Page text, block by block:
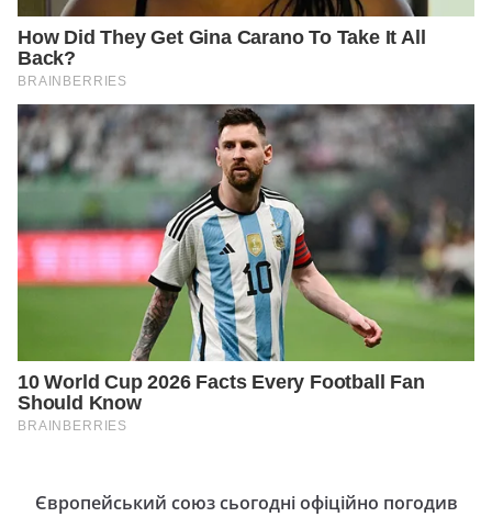
Європейський союз сьогодні офіційно погодив